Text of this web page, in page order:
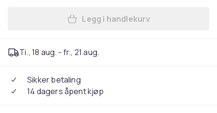
Legg vidaXL Slankt
Legg i handlekurv
Ti., 18 aug. - fr., 21 aug.
Sikker betaling
14 dagers åpent kjøp